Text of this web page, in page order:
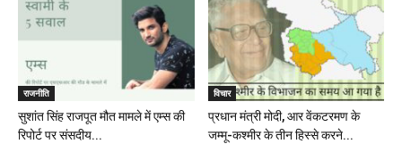
राजनीति
सुशांत सिंह राजपूत मौत मामले में एम्स की
रिपोर्ट पर संसदीय...
विचार
प्रधान मंत्री मोदी, आर वेंकटरमण के
जम्मू-कश्मीर के तीन हिस्से करने...